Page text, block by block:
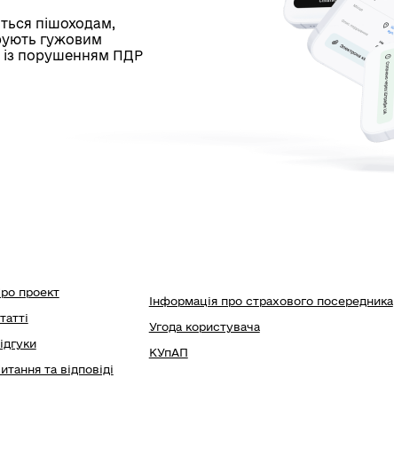
пішоходам,
гужовим
із порушенням ПДР
проект
та відповіді
Інформація про страхового посередника
Угода користувача
КУпАП